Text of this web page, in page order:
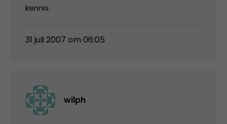
kennis.
31 juli 2007 om 06:05
wilph